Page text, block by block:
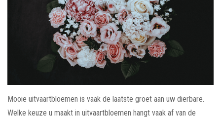
Mooie uitvaartbloemen is vaak de laatste groet aan uw dierbare.
Welke keuze u maakt in uitvaartbloemen hangt vaak af van de